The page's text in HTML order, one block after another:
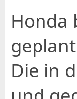
Honda
Die in